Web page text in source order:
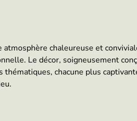
chaleureuse et
Le décor, soigneusement
chacune plus